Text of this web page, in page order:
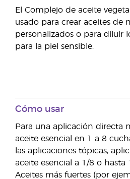
El Complejo de aceite
usado para crear aceites de
personalizados o para diluir
para la piel sensible.
Cómo usar
Para una aplicación directa
aceite esencial en 1 a 8
las aplicaciones tópicas,
aceite esencial a 1/8 o hasta
Aceites más fuertes (por